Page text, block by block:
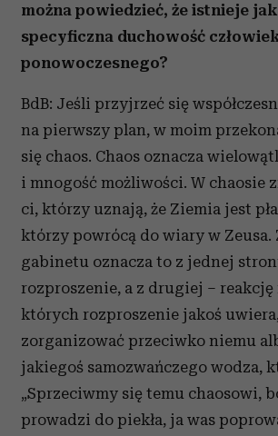
można powiedzieć, że istnieje
specyficzna duchowość
ponowoczesnego?
BdB: Jeśli przyjrzeć się
na pierwszy plan, w moim
się chaos. Chaos oznacza
i mnogość możliwości. W chaosie
ci, którzy uznają, że Ziemia jest
którzy powrócą do wiary w
gabinetu oznacza to z jednej
rozproszenie, a z drugiej – reakcję
których rozproszenie jakoś
zorganizować przeciwko niemu
jakiegoś samozwańczego wodza,
„Sprzeciwmy się temu chaosowi,
prowadzi do piekła, ja was